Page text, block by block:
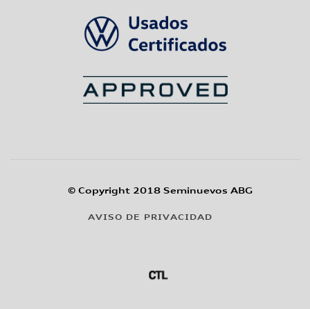
© Copyright 2018 Seminuevos ABG
AVISO DE PRIVACIDAD